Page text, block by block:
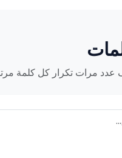
مرات تكرار كل كلمة مرتبة